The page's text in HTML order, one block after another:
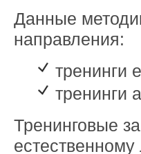
Данные
направления:
тренинги
тренинги
Тренинговые